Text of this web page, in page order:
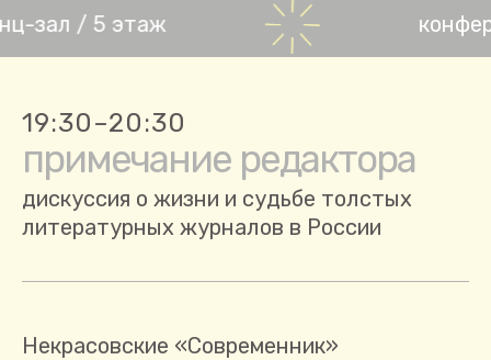
/ 5 этаж
19:30–20:30
примечание редактора
дискуссия о жизни и судьбе толстых
литературных журналов в России
Некрасовские «Современник»